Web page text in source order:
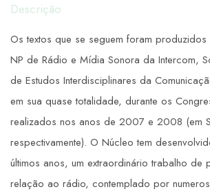
Descrição
Os textos que se seguem foram
NP de Rádio e Mídia Sonora da Intercom,
de Estudos Interdisciplinares da
em sua quase totalidade, durante os
realizados nos anos de 2007 e 2008 (em
respectivamente). O Núcleo tem
últimos anos, um extraordinário trabalho de
relação ao rádio, contemplado por